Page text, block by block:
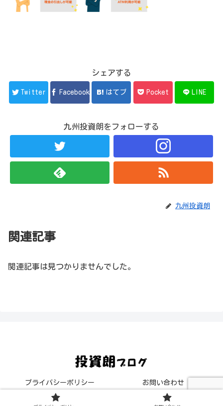
シェアする
Twitter Facebook はてブ Pocket LINE
九州投資朗をフォローする
九州投資朗
関連記事
関連記事は見つかりませんでした。
プライバシーポリシー お問い合わせ